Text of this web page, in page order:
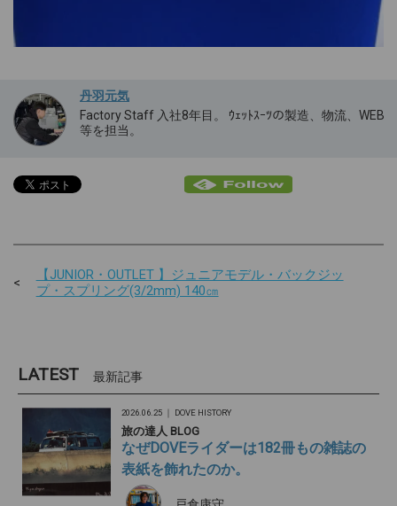
丹羽元気
Factory Staff 入社8年目。 ｳｪｯﾄｽｰﾂの製造、物流、WEB
等を担当。
【JUNIOR・OUTLET 】ジュニアモデル・バックジッ
プ・スプリング(3/2mm) 140㎝
LATEST 最新記事
2026.06.25 ｜ DOVE HISTORY
旅の達人 BLOG
なぜDOVEライダーは182冊もの雑誌の
表紙を飾れたのか。